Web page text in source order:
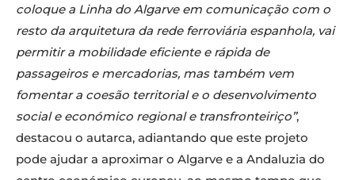
coloque a Linha do Algarve em comunicação com o
resto da arquitetura da rede ferroviária espanhola, vai
permitir a mobilidade eficiente e rápida de
passageiros e mercadorias, mas também vem
fomentar a coesão territorial e o desenvolvimento
social e económico regional e transfronteiriço”,
destacou o autarca, adiantando que este projeto
pode ajudar a aproximar o Algarve e a Andaluzia do